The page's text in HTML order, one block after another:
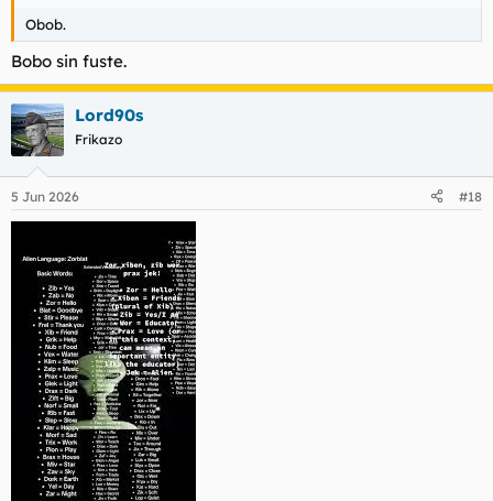
Obob.
Bobo sin fuste.
Lord90s
Frikazo
5 Jun 2026 #18